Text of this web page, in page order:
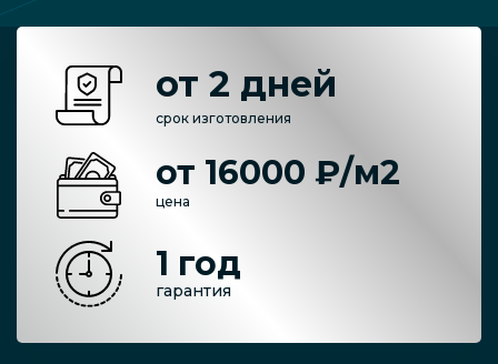
от 2 дней
срок изготовления
от 16000 ₽/м2
цена
1 год
гарантия